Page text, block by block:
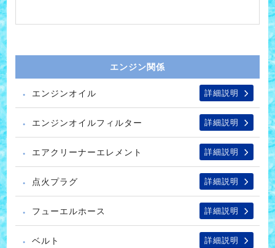
エンジン関係
エンジンオイル 詳細説明
エンジンオイルフィルター 詳細説明
エアクリーナーエレメント 詳細説明
点火プラグ 詳細説明
フューエルホース 詳細説明
ベルト 詳細説明